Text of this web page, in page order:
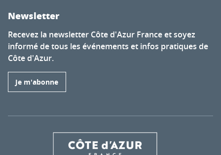
Newsletter
Recevez la newsletter Côte d'Azur France et soyez
informé de tous les événements et infos pratiques de
Côte d'Azur.
Je m'abonne